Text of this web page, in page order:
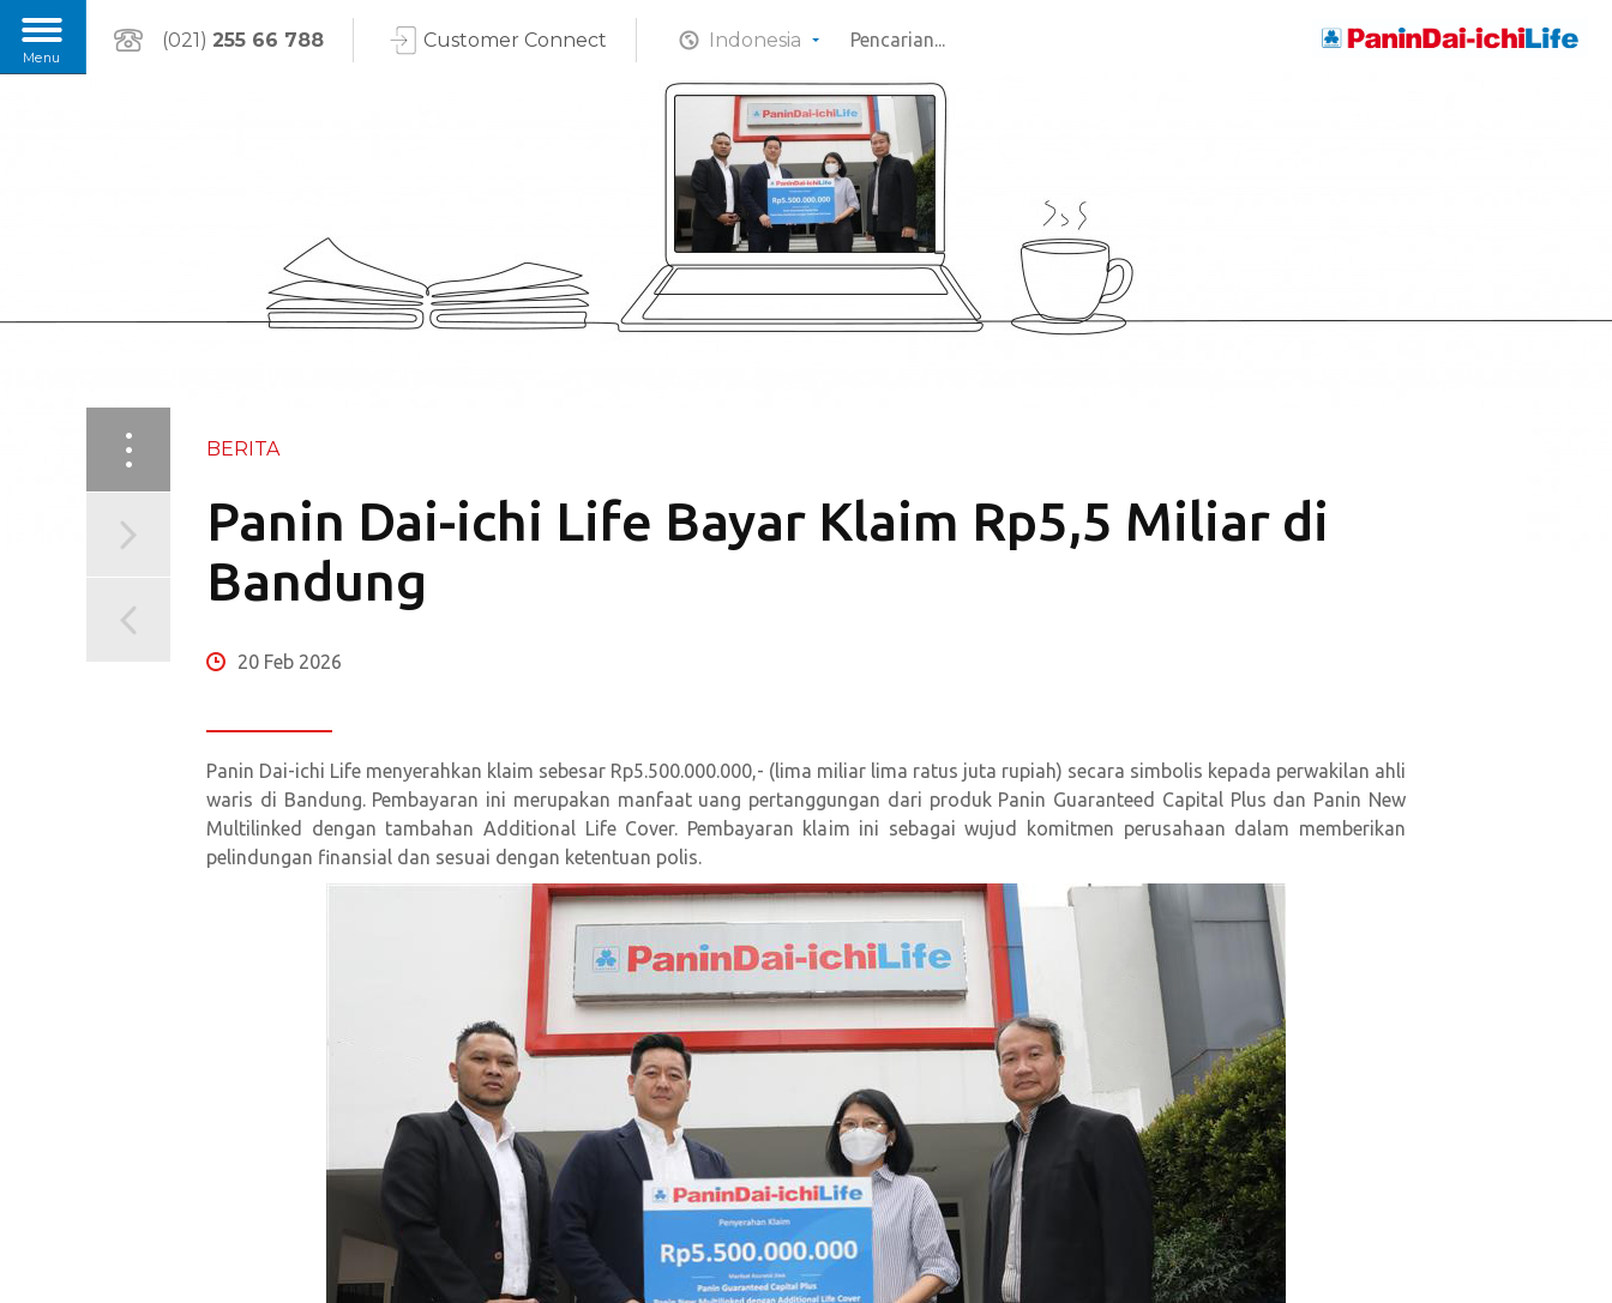
(021) 255 66 788 Customer Connect Indonesia
BERITA
Panin Dai-ichi Life Bayar Klaim Rp5,5 Miliar di
Bandung
20 Feb 2026
Panin Dai-ichi Life menyerahkan klaim sebesar Rp5.500.000.000,- (lima miliar lima ratus juta rupiah) secara simbolis kepada perwakilan ahli
waris di Bandung. Pembayaran ini merupakan manfaat uang pertanggungan dari produk Panin Guaranteed Capital Plus dan Panin New
Multilinked dengan tambahan Additional Life Cover. Pembayaran klaim ini sebagai wujud komitmen perusahaan dalam memberikan
pelindungan finansial dan sesuai dengan ketentuan polis.